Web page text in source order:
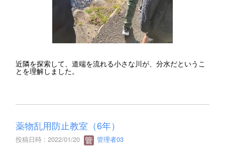
近隣を探索して、道端を流れる小さな川が、分水だというこ
とを理解しました。
薬物乱用防止教室（6年）
投稿日時 : 2022/01/20 管理者03